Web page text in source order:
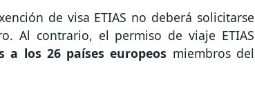
de visa ETIAS no deberá solicitarse
Al contrario, el permiso de viaje ETIAS
a los 26 países europeos miembros del